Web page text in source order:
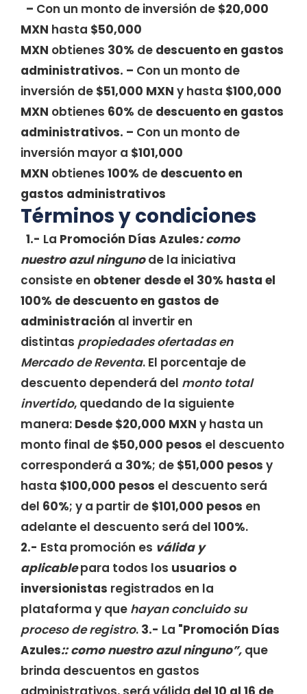
– Con un monto de inversión de $20,000
MXN hasta $50,000
MXN obtienes 30% de descuento en gastos
administrativos. – Con un monto de
inversión de $51,000 MXN y hasta $100,000
MXN obtienes 60% de descuento en gastos
administrativos. – Con un monto de
inversión mayor a $101,000
MXN obtienes 100% de descuento en
gastos administrativos
Términos y condiciones
1.- La Promoción Días Azules: como
nuestro azul ningunode la iniciativa
consiste en obtener desde el 30% hasta el
100% de descuento en gastos de
administración al invertir en
distintas propiedades ofertadas en
Mercado de Reventa. El porcentaje de
descuento dependerá del monto total
invertido, quedando de la siguiente
manera: Desde $20,000 MXN y hasta un
monto final de $50,000 pesos el descuento
corresponderá a 30%; de $51,000 pesos y
hasta $100,000 pesos el descuento será
del 60%; y a partir de $101,000 pesos en
adelante el descuento será del 100%.
2.- Esta promoción es válida y
aplicablepara todos los usuarios o
inversionistas registrados en la
plataforma y que hayan concluido su
proceso de registro. 3.- La "Promoción Días
Azules:: como nuestro azul ninguno”, que
brinda descuentos en gastos